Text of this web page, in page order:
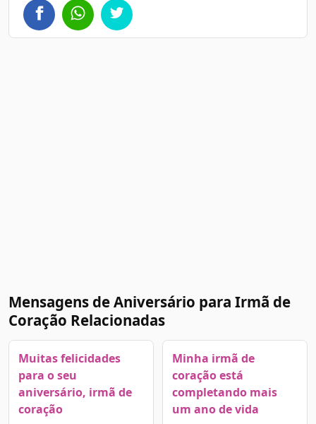
Mensagens de Aniversário para Irmã de
Coração Relacionadas
Muitas felicidades
para o seu
aniversário, irmã de
coração
Minha irmã de
coração está
completando mais
um ano de vida